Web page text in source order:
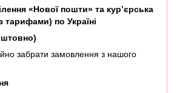
«Нової пошти» та кур’єрська
тарифами) по Україні
забрати замовлення з нашого